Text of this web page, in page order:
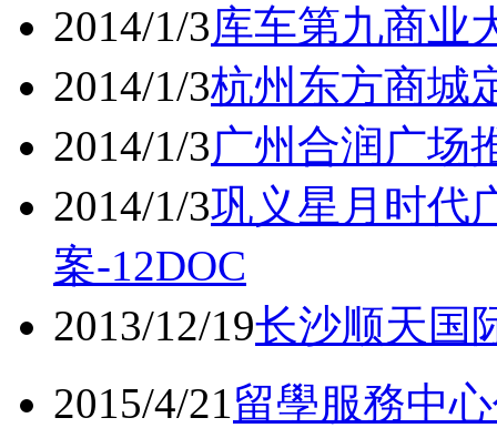
2014/1/3库车第九商业
2014/1/3杭州东方商城
2014/1/3广州合润广场
2014/1/3巩义星月时代
案-12DOC
2013/12/19长沙顺天国
2015/4/21留學服務中